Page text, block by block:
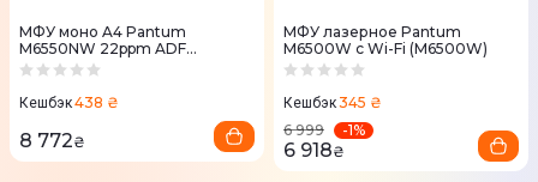
МФУ моно A4 Pantum
M6550NW 22ppm ADF
Ethernet Wi-Fi
Кешбэк438 ₴
8 772₴
МФУ лазерное Pantum
M6500W с Wi-Fi (M6500W)
Кешбэк345 ₴
6 999
-1%
6 918₴